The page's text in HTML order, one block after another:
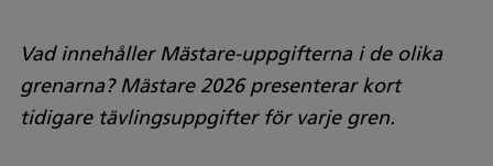
Vad innehåller Mästare-uppgifterna i de olika
grenarna? Mästare 2026 presenterar kort
tidigare tävlingsuppgifter för varje gren.